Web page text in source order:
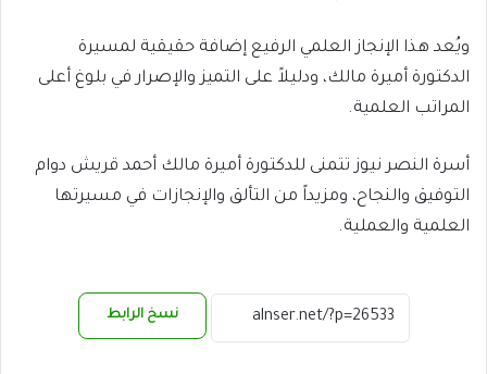
ويُعد هذا الإنجاز العلمي الرفيع إضافة حقيقية لمسيرة
الدكتورة أميرة مالك، ودليلاً على التميز والإصرار في بلوغ أعلى
المراتب العلمية.
أسرة النصر نيوز تتمنى للدكتورة أميرة مالك أحمد قريش دوام
التوفيق والنجاح، ومزيداً من التألق والإنجازات في مسيرتها
العلمية والعملية.
نسخ الرابط